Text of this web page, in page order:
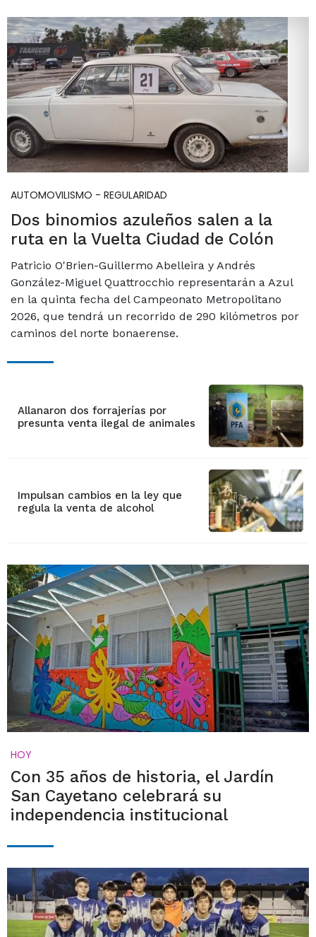
AUTOMOVILISMO - REGULARIDAD
Dos binomios azuleños salen a la
ruta en la Vuelta Ciudad de Colón
Patricio O'Brien-Guillermo Abelleira y Andrés
González-Miguel Quattrocchio representarán a Azul
en la quinta fecha del Campeonato Metropolitano
2026, que tendrá un recorrido de 290 kilómetros por
caminos del norte bonaerense.
Allanaron dos forrajerías por
presunta venta ilegal de animales
Impulsan cambios en la ley que
regula la venta de alcohol
HOY
Con 35 años de historia, el Jardín
San Cayetano celebrará su
independencia institucional